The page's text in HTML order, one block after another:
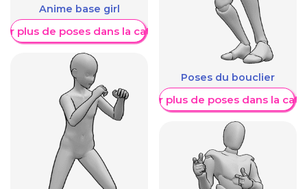
Anime base girl
plus de poses dans la catégorie
Poses du bouclier
Afficher plus de poses dans la